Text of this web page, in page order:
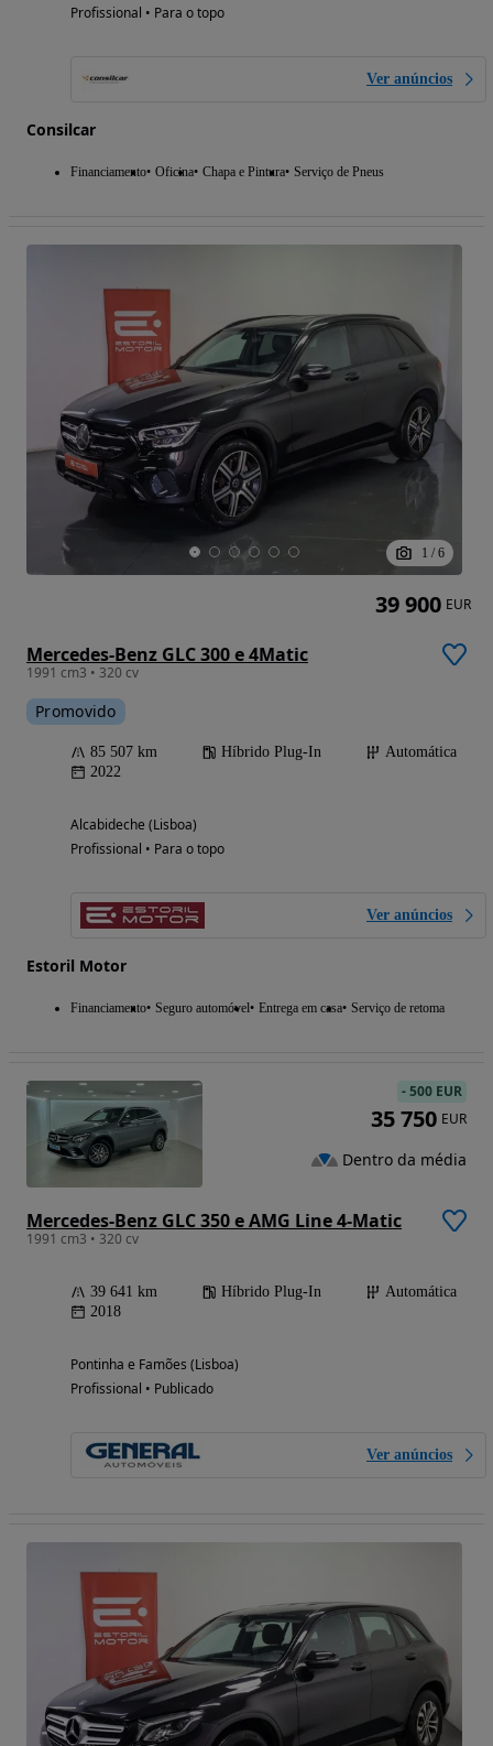
Profissional • Para o topo
Ver anúncios
Consilcar
Financiamento Oficina Chapa e Pintura Serviço de Pneus
1 / 6
Mercedes-Benz GLC 300 e 4Matic
1991 cm3 • 320 cv
Promovido
85 507 km Híbrido Plug-In
Automática
2022
Alcabideche (Lisboa)
Profissional • Para o topo
Ver anúncios
Estoril Motor
Financiamento Seguro automóvel Entrega em casa Serviço de retoma
39 900 EUR
Mercedes-Benz GLC 350 e AMG Line 4-Matic
1991 cm3 • 320 cv
39 641 km Híbrido Plug-In
Automática
2018
Pontinha e Famões (Lisboa)
Profissional • Publicado
Ver anúncios
-500 EUR
35 750 EUR
Dentro da média